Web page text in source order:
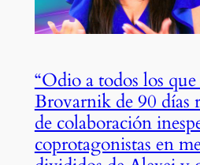
“Odio a todos los
Brovarnik de 90 días
de colaboración
coprotagonistas en